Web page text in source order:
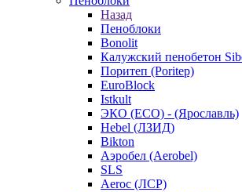
Назад
Пеноблоки
Bonolit
Калужский пенобетон
Поритеп (Poritep)
EuroBlock
Istkult
ЭКО (ECO) - (Ярославль)
Hebel (ЛЗИД)
Bikton
Аэробел (Aerobel)
SLS
Aeroc (ЛСР)